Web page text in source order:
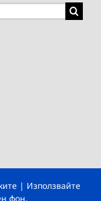
| Използвайте
фон.